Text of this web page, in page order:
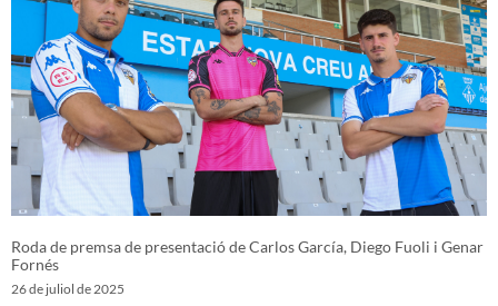
Roda de premsa de presentació de Carlos García, Diego Fuoli i Genar
Fornés
26 de juliol de 2025